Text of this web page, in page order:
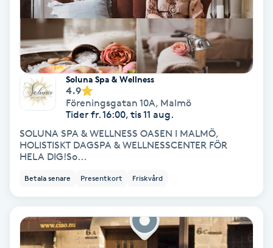
IPL hårborttagning
IR-massage
Japansk massage
Kemisk peeling
Soluna Spa & Wellness
4.9
Föreningsgatan 10A, Malmö
Tider fr. 16:00, tis 11 aug.
SOLUNA SPA & WELLNESS OASEN I MALMÖ,
HOLISTISKT DAGSPA & WELLNESSCENTER FÖR
HELA DIG!So...
Betala senare Presentkort Friskvård